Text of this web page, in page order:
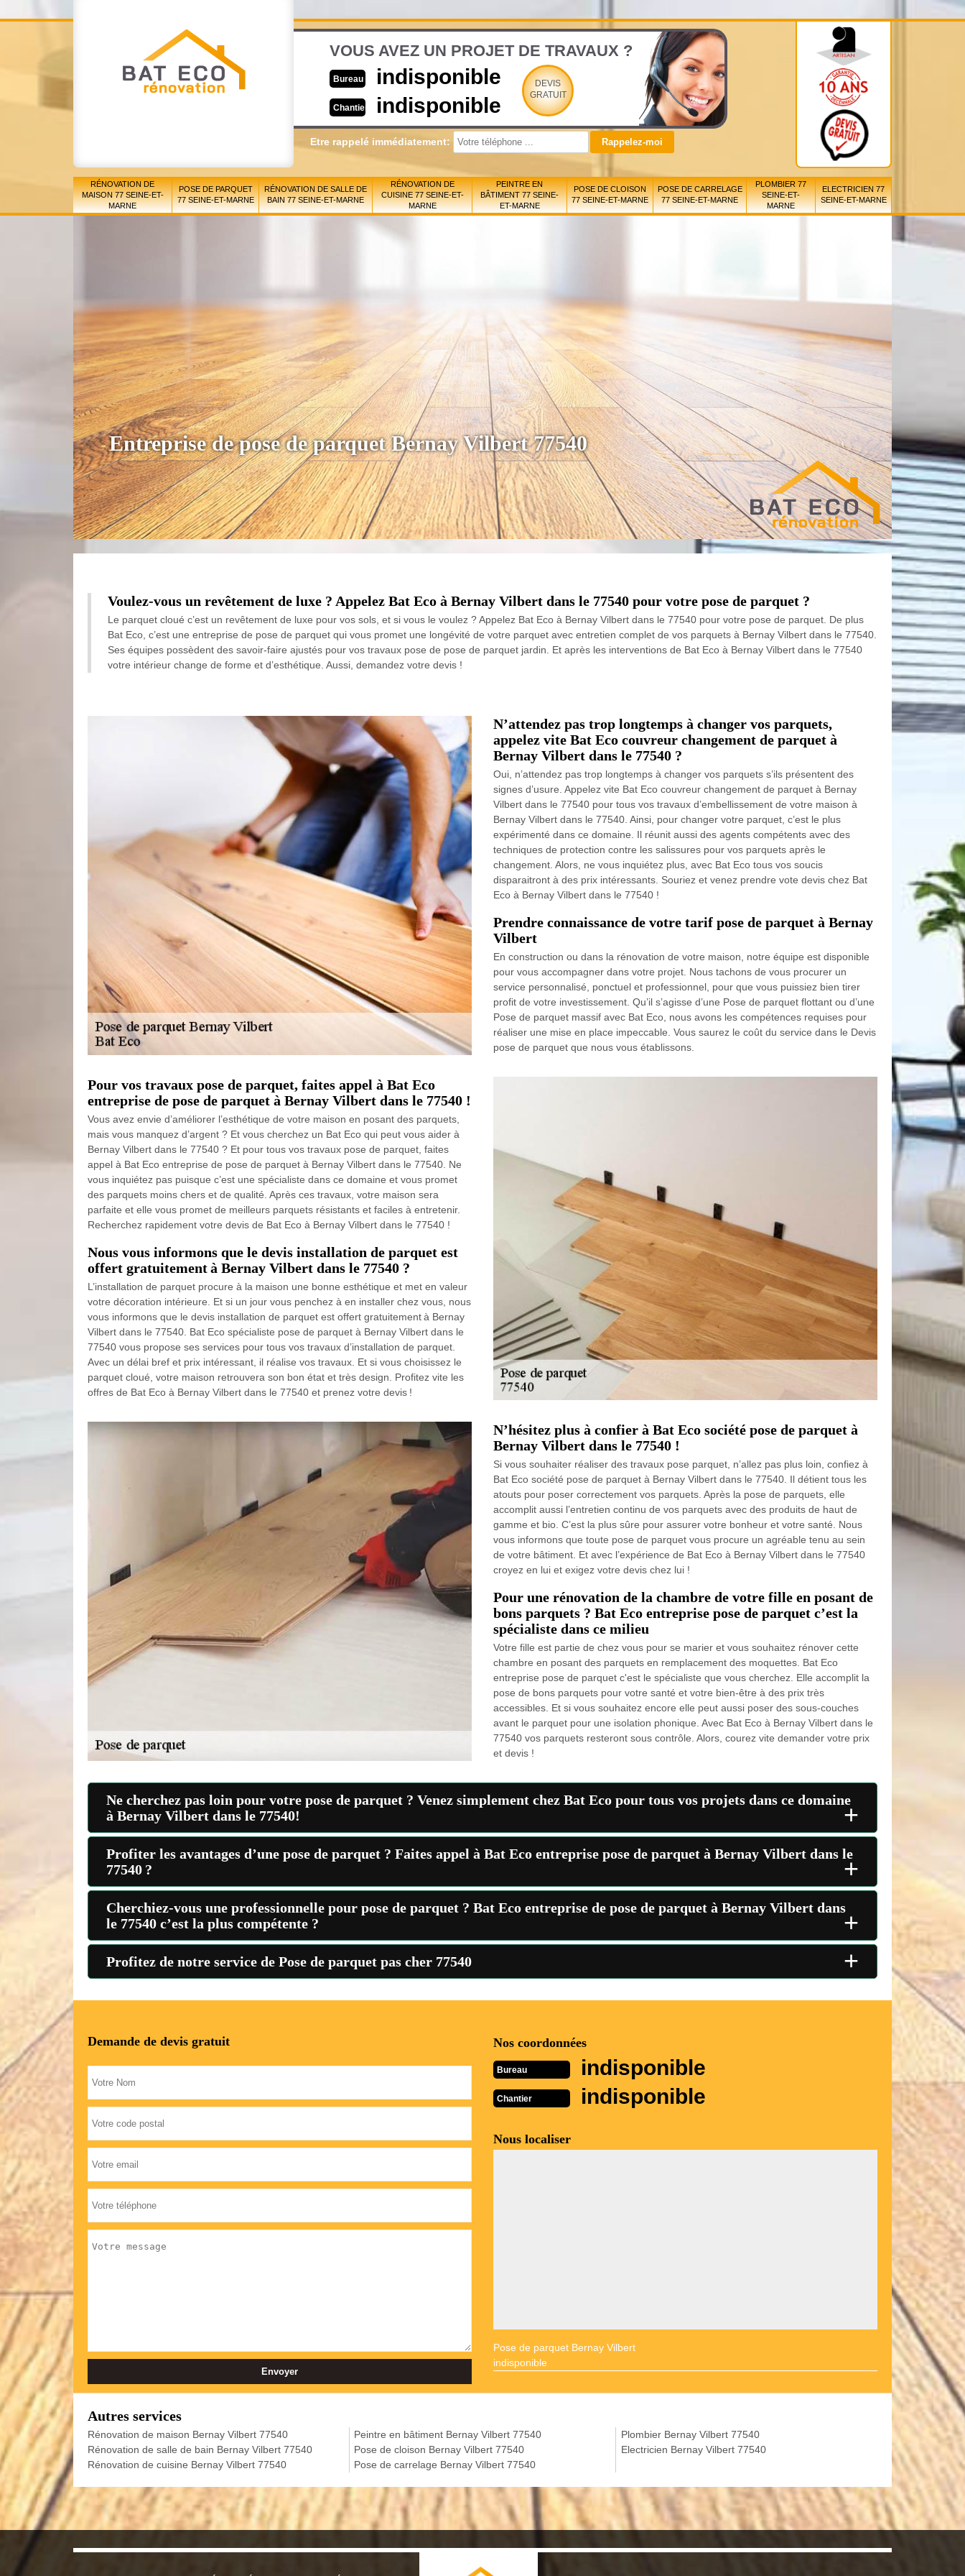
VOUS AVEZ UN PROJET DE TRAVAUX ?
Bureau indisponible
Chantier indisponible
DEVIS
GRATUIT
Etre rappelé immédiatement:
RÉNOVATION DE
MAISON 77 SEINE-ET-
MARNE
POSE DE PARQUET
77 SEINE-ET-MARNE
RÉNOVATION DE SALLE DE
BAIN 77 SEINE-ET-MARNE
RÉNOVATION DE
CUISINE 77 SEINE-ET-
MARNE
PEINTRE EN
BÂTIMENT 77 SEINE-
ET-MARNE
POSE DE CLOISON
77 SEINE-ET-MARNE
POSE DE CARRELAGE
77 SEINE-ET-MARNE
PLOMBIER 77
SEINE-ET-
MARNE
ELECTRICIEN 77
SEINE-ET-MARNE
Entreprise de pose de parquet Bernay Vilbert 77540
Voulez-vous un revêtement de luxe ? Appelez Bat Eco à Bernay Vilbert dans le 77540 pour votre pose de parquet ?
Le parquet cloué c’est un revêtement de luxe pour vos sols, et si vous le voulez ? Appelez Bat Eco à Bernay Vilbert dans le 77540 pour votre pose de parquet. De plus
Bat Eco, c’est une entreprise de pose de parquet qui vous promet une longévité de votre parquet avec entretien complet de vos parquets à Bernay Vilbert dans le 77540.
Ses équipes possèdent des savoir-faire ajustés pour vos travaux pose de pose de parquet jardin. Et après les interventions de Bat Eco à Bernay Vilbert dans le 77540
votre intérieur change de forme et d’esthétique. Aussi, demandez votre devis !
N’attendez pas trop longtemps à changer vos parquets,
appelez vite Bat Eco couvreur changement de parquet à
Bernay Vilbert dans le 77540 ?
Oui, n’attendez pas trop longtemps à changer vos parquets s’ils présentent des
signes d’usure. Appelez vite Bat Eco couvreur changement de parquet à Bernay
Vilbert dans le 77540 pour tous vos travaux d’embellissement de votre maison à
Bernay Vilbert dans le 77540. Ainsi, pour changer votre parquet, c’est le plus
expérimenté dans ce domaine. Il réunit aussi des agents compétents avec des
techniques de protection contre les salissures pour vos parquets après le
changement. Alors, ne vous inquiétez plus, avec Bat Eco tous vos soucis
disparaitront à des prix intéressants. Souriez et venez prendre vote devis chez Bat
Eco à Bernay Vilbert dans le 77540 !
Prendre connaissance de votre tarif pose de parquet à Bernay
Vilbert
En construction ou dans la rénovation de votre maison, notre équipe est disponible
pour vous accompagner dans votre projet. Nous tachons de vous procurer un
service personnalisé, ponctuel et professionnel, pour que vous puissiez bien tirer
profit de votre investissement. Qu’il s’agisse d’une Pose de parquet flottant ou d’une
Pose de parquet massif avec Bat Eco, nous avons les compétences requises pour
réaliser une mise en place impeccable. Vous saurez le coût du service dans le Devis
pose de parquet que nous vous établissons.
Pour vos travaux pose de parquet, faites appel à Bat Eco
entreprise de pose de parquet à Bernay Vilbert dans le 77540 !
Vous avez envie d’améliorer l’esthétique de votre maison en posant des parquets,
mais vous manquez d’argent ? Et vous cherchez un Bat Eco qui peut vous aider à
Bernay Vilbert dans le 77540 ? Et pour tous vos travaux pose de parquet, faites
appel à Bat Eco entreprise de pose de parquet à Bernay Vilbert dans le 77540. Ne
vous inquiétez pas puisque c’est une spécialiste dans ce domaine et vous promet
des parquets moins chers et de qualité. Après ces travaux, votre maison sera
parfaite et elle vous promet de meilleurs parquets résistants et faciles à entretenir.
Recherchez rapidement votre devis de Bat Eco à Bernay Vilbert dans le 77540 !
Nous vous informons que le devis installation de parquet est
offert gratuitement à Bernay Vilbert dans le 77540 ?
L’installation de parquet procure à la maison une bonne esthétique et met en valeur
votre décoration intérieure. Et si un jour vous penchez à en installer chez vous, nous
vous informons que le devis installation de parquet est offert gratuitement à Bernay
Vilbert dans le 77540. Bat Eco spécialiste pose de parquet à Bernay Vilbert dans le
77540 vous propose ses services pour tous vos travaux d’installation de parquet.
Avec un délai bref et prix intéressant, il réalise vos travaux. Et si vous choisissez le
parquet cloué, votre maison retrouvera son bon état et très design. Profitez vite les
offres de Bat Eco à Bernay Vilbert dans le 77540 et prenez votre devis !
N’hésitez plus à confier à Bat Eco société pose de parquet à
Bernay Vilbert dans le 77540 !
Si vous souhaiter réaliser des travaux pose parquet, n’allez pas plus loin, confiez à
Bat Eco société pose de parquet à Bernay Vilbert dans le 77540. Il détient tous les
atouts pour poser correctement vos parquets. Après la pose de parquets, elle
accomplit aussi l’entretien continu de vos parquets avec des produits de haut de
gamme et bio. C’est la plus sûre pour assurer votre bonheur et votre santé. Nous
vous informons que toute pose de parquet vous procure un agréable tenu au sein
de votre bâtiment. Et avec l’expérience de Bat Eco à Bernay Vilbert dans le 77540
croyez en lui et exigez votre devis chez lui !
Pour une rénovation de la chambre de votre fille en posant de
bons parquets ? Bat Eco entreprise pose de parquet c’est la
spécialiste dans ce milieu
Votre fille est partie de chez vous pour se marier et vous souhaitez rénover cette
chambre en posant des parquets en remplacement des moquettes. Bat Eco
entreprise pose de parquet c'est le spécialiste que vous cherchez. Elle accomplit la
pose de bons parquets pour votre santé et votre bien-être à des prix très
accessibles. Et si vous souhaitez encore elle peut aussi poser des sous-couches
avant le parquet pour une isolation phonique. Avec Bat Eco à Bernay Vilbert dans le
77540 vos parquets resteront sous contrôle. Alors, courez vite demander votre prix
et devis !
Ne cherchez pas loin pour votre pose de parquet ? Venez simplement chez Bat Eco pour tous vos projets dans ce domaine
à Bernay Vilbert dans le 77540!
+
Profiter les avantages d’une pose de parquet ? Faites appel à Bat Eco entreprise pose de parquet à Bernay Vilbert dans le
77540 ?
+
Cherchiez-vous une professionnelle pour pose de parquet ? Bat Eco entreprise de pose de parquet à Bernay Vilbert dans
le 77540 c’est la plus compétente ?
+
Profitez de notre service de Pose de parquet pas cher 77540 +
Demande de devis gratuit Nos coordonnées
Bureau indisponible
Chantier indisponible
Nous localiser
Pose de parquet Bernay Vilbert
indisponible
Autres services
Rénovation de maison Bernay Vilbert 77540
Rénovation de salle de bain Bernay Vilbert 77540
Rénovation de cuisine Bernay Vilbert 77540
Peintre en bâtiment Bernay Vilbert 77540
Pose de cloison Bernay Vilbert 77540
Pose de carrelage Bernay Vilbert 77540
Plombier Bernay Vilbert 77540
Electricien Bernay Vilbert 77540